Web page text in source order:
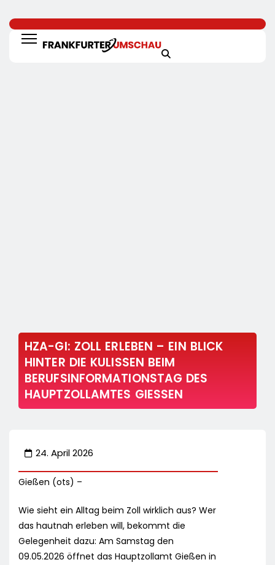
HZA-GI: ZOLL ERLEBEN – EIN BLICK
HINTER DIE KULISSEN BEIM
BERUFSINFORMATIONSTAG DES
HAUPTZOLLAMTES GIESSEN
24. April 2026
Gießen (ots) –
Wie sieht ein Alltag beim Zoll wirklich aus? Wer
das hautnah erleben will, bekommt die
Gelegenheit dazu: Am Samstag den
09.05.2026 öffnet das Hauptzollamt Gießen in